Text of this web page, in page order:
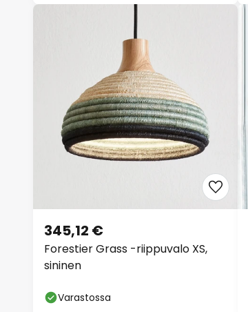
Forestier Grass -riippuvalo XS,
sininen
345,12 €
Varastossa